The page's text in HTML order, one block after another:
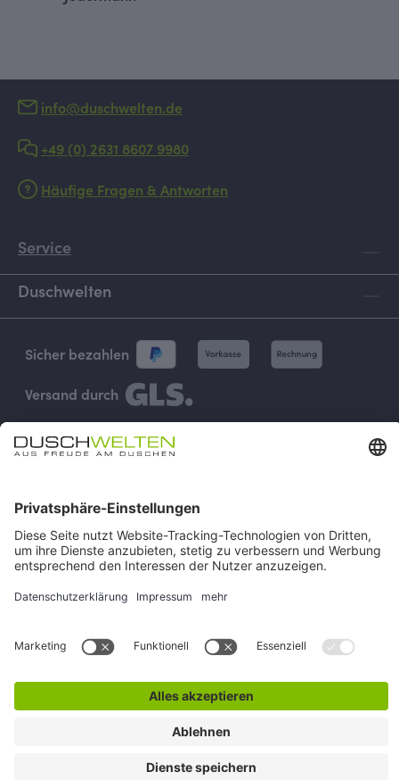
info@duschwelten.de
+49 (0) 2631 8607 9980
Häufige Fragen & Antworten
Service
Duschwelten
Sicher bezahlen
Versand durch
Impressum AGB Versand & Zahlung Widerruf
Datenschutz
Cookie-Einstellungen
ggf. Nachnahmegebühren, wenn nicht anders angegeben.
© duschwelten.de